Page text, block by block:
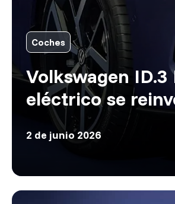
Coches
Volkswagen
eléctrico se
2 de junio 2026